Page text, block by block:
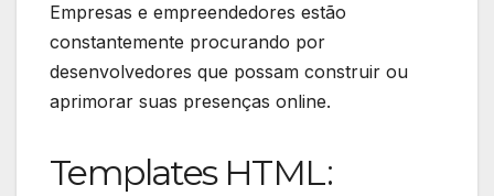
Empresas e empreendedores estão
constantemente procurando por
desenvolvedores que possam construir ou
aprimorar suas presenças online.
Templates HTML: